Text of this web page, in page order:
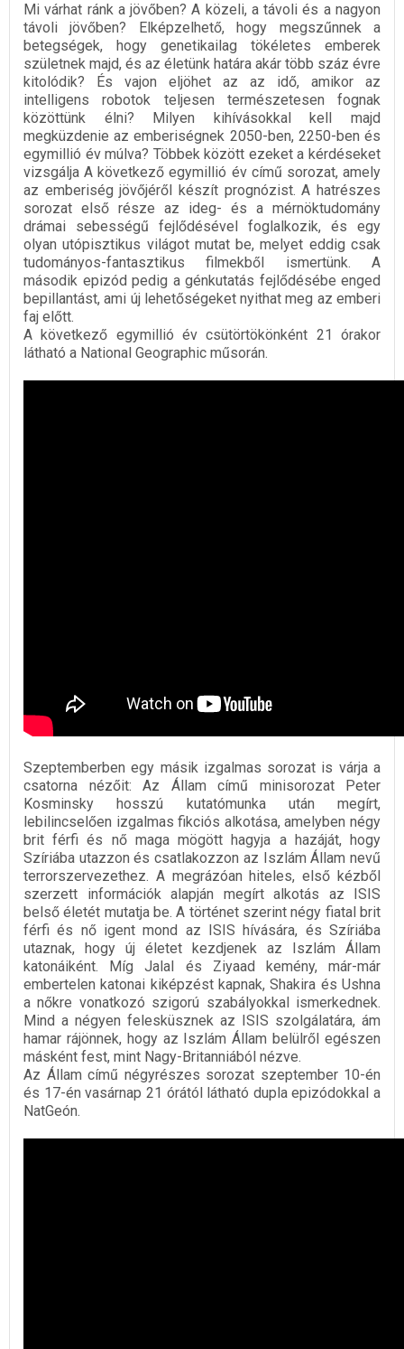
Mi várhat ránk a jövőben? A közeli, a távoli és a nagyon
távoli jövőben? Elképzelhető, hogy megszűnnek a
betegségek, hogy genetikailag tökéletes emberek
születnek majd, és az életünk határa akár több száz évre
kitolódik? És vajon eljöhet az az idő, amikor az
intelligens robotok teljesen természetesen fognak
közöttünk élni? Milyen kihívásokkal kell majd
megküzdenie az emberiségnek 2050-ben, 2250-ben és
egymillió év múlva? Többek között ezeket a kérdéseket
vizsgálja A következő egymillió év című sorozat, amely
az emberiség jövőjéről készít prognózist. A hatrészes
sorozat első része az ideg- és a mérnöktudomány
drámai sebességű fejlődésével foglalkozik, és egy
olyan utópisztikus világot mutat be, melyet eddig csak
tudományos-fantasztikus filmekből ismertünk. A
második epizód pedig a génkutatás fejlődésébe enged
bepillantást, ami új lehetőségeket nyithat meg az emberi
faj előtt.
A következő egymillió év csütörtökönként 21 órakor
látható a National Geographic műsorán.
Szeptemberben egy másik izgalmas sorozat is várja a
csatorna nézőit: Az Állam című minisorozat Peter
Kosminsky hosszú kutatómunka után megírt,
lebilincselően izgalmas fikciós alkotása, amelyben négy
brit férfi és nő maga mögött hagyja a hazáját, hogy
Szíriába utazzon és csatlakozzon az Iszlám Állam nevű
terrorszervezethez. A megrázóan hiteles, első kézből
szerzett információk alapján megírt alkotás az ISIS
belső életét mutatja be. A történet szerint négy fiatal brit
férfi és nő igent mond az ISIS hívására, és Szíriába
utaznak, hogy új életet kezdjenek az Iszlám Állam
katonáiként. Míg Jalal és Ziyaad kemény, már-már
embertelen katonai kiképzést kapnak, Shakira és Ushna
a nőkre vonatkozó szigorú szabályokkal ismerkednek.
Mind a négyen felesküsznek az ISIS szolgálatára, ám
hamar rájönnek, hogy az Iszlám Állam belülről egészen
másként fest, mint Nagy-Britanniából nézve.
Az Állam című négyrészes sorozat szeptember 10-én
és 17-én vasárnap 21 órától látható dupla epizódokkal a
NatGeón.